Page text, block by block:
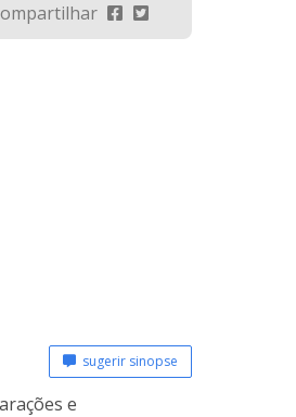
sugerir sinopse
e